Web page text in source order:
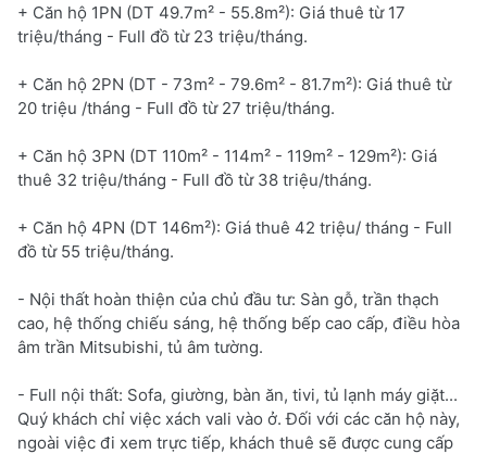
+ Căn hộ 1PN (DT 49.7m² - 55.8m²): Giá thuê từ 17
triệu/tháng - Full đồ từ 23 triệu/tháng.
+ Căn hộ 2PN (DT - 73m² - 79.6m² - 81.7m²): Giá thuê từ
20 triệu /tháng - Full đồ từ 27 triệu/tháng.
+ Căn hộ 3PN (DT 110m² - 114m² - 119m² - 129m²): Giá
thuê 32 triệu/tháng - Full đồ từ 38 triệu/tháng.
+ Căn hộ 4PN (DT 146m²): Giá thuê 42 triệu/ tháng - Full
đồ từ 55 triệu/tháng.
- Nội thất hoàn thiện của chủ đầu tư: Sàn gỗ, trần thạch
cao, hệ thống chiếu sáng, hệ thống bếp cao cấp, điều hòa
âm trần Mitsubishi, tủ âm tường.
- Full nội thất: Sofa, giường, bàn ăn, tivi, tủ lạnh máy giặt...
Quý khách chỉ việc xách vali vào ở. Đối với các căn hộ này,
ngoài việc đi xem trực tiếp, khách thuê sẽ được cung cấp